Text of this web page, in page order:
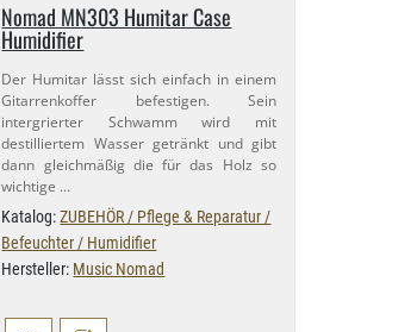
Nomad MN303 Humitar Case
Humidifier
Der Humitar lässt sich einfach in einem
Gitarrenkoffer befestigen. Sein
intergrierter Schwamm wird mit
destilliertem Wasser getränkt und gibt
dann gleichmäßig die für das Holz so
wichtige …
Katalog:ZUBEHÖR / Pflege & Reparatur /
Befeuchter / Humidifier
Hersteller: Music Nomad